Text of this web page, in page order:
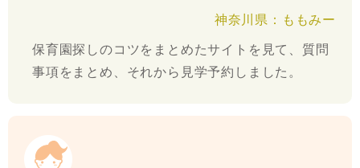
神奈川県：ももみー
保育園探しのコツをまとめたサイトを見て、質問
事項をまとめ、それから見学予約しました。